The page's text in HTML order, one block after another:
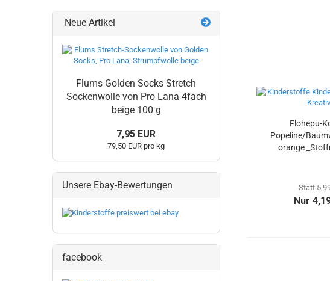
Flohepu-
Popeline/
orange
Statt
Nur
Neue Artikel
Flums Golden Socks Stretch
Sockenwolle von Pro Lana 4fach
beige 100 g
7,95 EUR
79,50 EUR pro kg
Unsere Ebay-Bewertungen
facebook